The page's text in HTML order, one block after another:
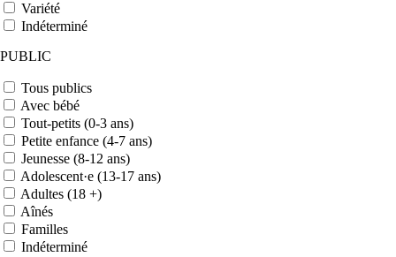
Variété
Indéterminé
PUBLIC
Tous publics
Avec bébé
Tout-petits (0-3 ans)
Petite enfance (4-7 ans)
Jeunesse (8-12 ans)
Adolescent·e (13-17 ans)
Adultes (18 +)
Aînés
Familles
Indéterminé